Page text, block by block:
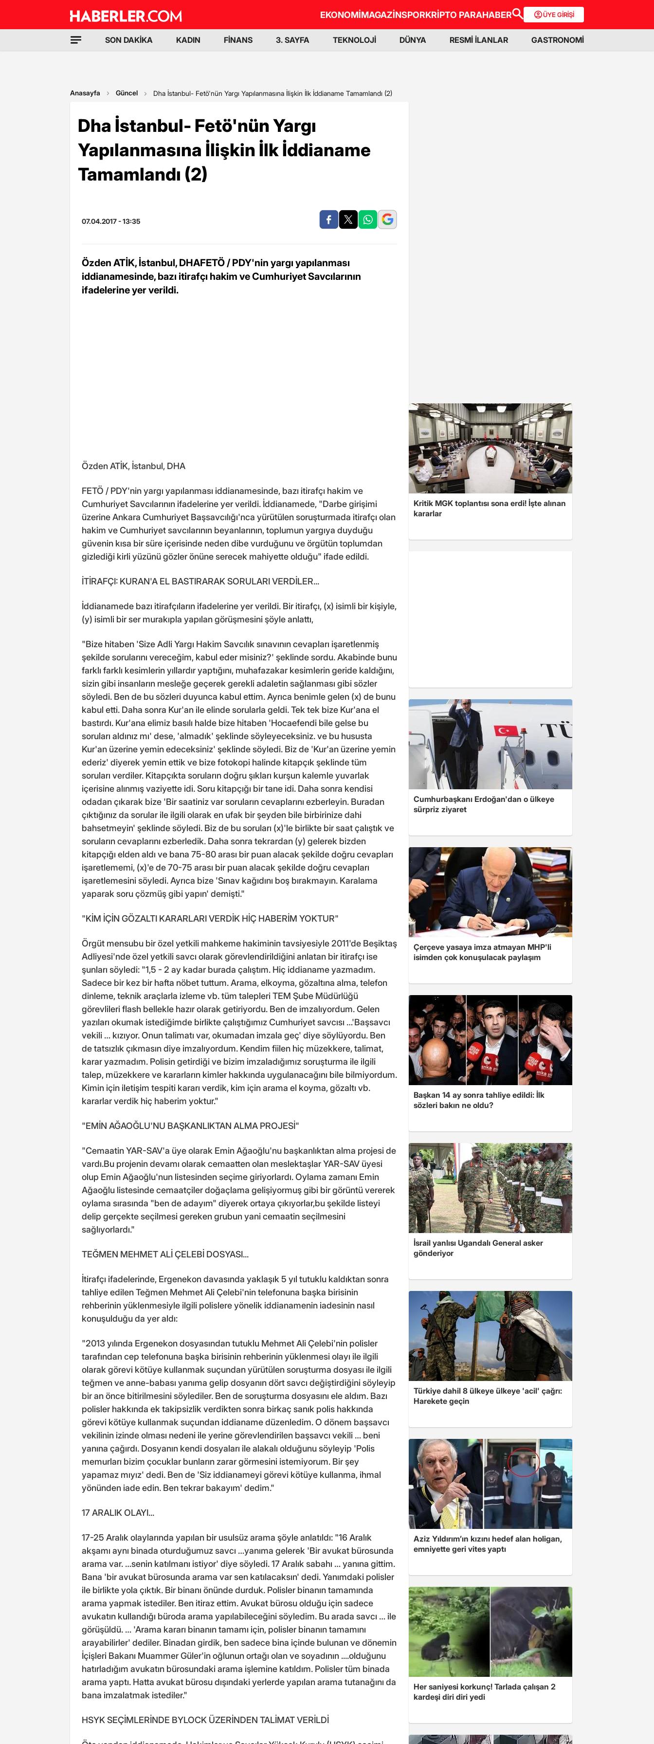
EKONOMİMAGAZİNSPORKRİPTO PARAHABER ÜYE GİRİŞİ
SON DAKİKA KADIN FİNANS 3. SAYFA TEKNOLOJİ DÜNYA RESMİ İLANLAR GASTRONOMİ
Anasayfa Güncel Dha İstanbul- Fetö'nün Yargı Yapılanmasına İlişkin İlk İddianame Tamamlandı (2)
Dha İstanbul- Fetö'nün Yargı
Yapılanmasına İlişkin İlk İddianame
Tamamlandı (2)
07.04.2017 - 13:35
Özden ATİK, İstanbul, DHAFETÖ / PDY'nin yargı yapılanması
iddianamesinde, bazı itirafçı hakim ve Cumhuriyet Savcılarının
ifadelerine yer verildi.
Özden ATİK, İstanbul, DHA
FETÖ / PDY'nin yargı yapılanması iddianamesinde, bazı itirafçı hakim ve
Cumhuriyet Savcılarının ifadelerine yer verildi. İddianamede, "Darbe girişimi
üzerine Ankara Cumhuriyet Başsavcılığı'nca yürütülen soruşturmada itirafçı olan
hakim ve Cumhuriyet savcılarının beyanlarının, toplumun yargıya duyduğu
güvenin kısa bir süre içerisinde neden dibe vurduğunu ve örgütün toplumdan
gizlediği kirli yüzünü gözler önüne serecek mahiyette olduğu" ifade edildi.
İTİRAFÇI: KURAN'A EL BASTIRARAK SORULARI VERDİLER...
İddianamede bazı itirafçıların ifadelerine yer verildi. Bir itirafçı, (x) isimli bir kişiyle,
(y) isimli bir ser murakıpla yapılan görüşmesini şöyle anlattı,
"Bize hitaben 'Size Adli Yargı Hakim Savcılık sınavının cevapları işaretlenmiş
şekilde sorularını vereceğim, kabul eder misiniz?' şeklinde sordu. Akabinde bunu
farklı farklı kesimlerin yıllardır yaptığını, muhafazakar kesimlerin geride kaldığını,
sizin gibi insanların mesleğe geçerek gerekli adaletin sağlanması gibi sözler
söyledi. Ben de bu sözleri duyunca kabul ettim. Ayrıca benimle gelen (x) de bunu
kabul etti. Daha sonra Kur'an ile elinde sorularla geldi. Tek tek bize Kur'ana el
bastırdı. Kur'ana elimiz basılı halde bize hitaben 'Hocaefendi bile gelse bu
soruları aldınız mı' dese, 'almadık' şeklinde söyleyeceksiniz. ve bu hususta
Kur'an üzerine yemin edeceksiniz' şeklinde söyledi. Biz de 'Kur'an üzerine yemin
ederiz' diyerek yemin ettik ve bize fotokopi halinde kitapçık şeklinde tüm
soruları verdiler. Kitapçıkta soruların doğru şıkları kurşun kalemle yuvarlak
içerisine alınmış vaziyette idi. Soru kitapçığı bir tane idi. Daha sonra kendisi
odadan çıkarak bize 'Bir saatiniz var soruların cevaplarını ezberleyin. Buradan
çıktığınız da sorular ile ilgili olarak en ufak bir şeyden bile birbirinize dahi
bahsetmeyin' şeklinde söyledi. Biz de bu soruları (x)'le birlikte bir saat çalıştık ve
soruların cevaplarını ezberledik. Daha sonra tekrardan (y) gelerek bizden
kitapçığı elden aldı ve bana 75-80 arası bir puan alacak şekilde doğru cevapları
işaretlememi, (x)'e de 70-75 arası bir puan alacak şekilde doğru cevapları
işaretlemesini söyledi. Ayrıca bize 'Sınav kağıdını boş bırakmayın. Karalama
yaparak soru çözmüş gibi yapın' demişti."
"KİM İÇİN GÖZALTI KARARLARI VERDİK HİÇ HABERİM YOKTUR"
Örgüt mensubu bir özel yetkili mahkeme hakiminin tavsiyesiyle 2011'de Beşiktaş
Adliyesi'nde özel yetkili savcı olarak görevlendirildiğini anlatan bir itirafçı ise
şunları söyledi: "1,5 - 2 ay kadar burada çalıştım. Hiç iddianame yazmadım.
Sadece bir kez bir hafta nöbet tuttum. Arama, elkoyma, gözaltına alma, telefon
dinleme, teknik araçlarla izleme vb. tüm talepleri TEM Şube Müdürlüğü
görevlileri flash bellekle hazır olarak getiriyordu. Ben de imzalıyordum. Gelen
yazıları okumak istediğimde birlikte çalıştığımız Cumhuriyet savcısı …'Başsavcı
vekili … kızıyor. Onun talimatı var, okumadan imzala geç' diye söylüyordu. Ben
de tatsızlık çıkmasın diye imzalıyordum. Kendim fiilen hiç müzekkere, talimat,
karar yazmadım. Polisin getirdiği ve bizim imzaladığımız soruşturma ile ilgili
talep, müzekkere ve kararların kimler hakkında uygulanacağını bile bilmiyordum.
Kimin için iletişim tespiti kararı verdik, kim için arama el koyma, gözaltı vb.
kararlar verdik hiç haberim yoktur."
"EMİN AĞAOĞLU'NU BAŞKANLIKTAN ALMA PROJESİ"
"Cemaatin YAR-SAV'a üye olarak Emin Ağaoğlu'nu başkanlıktan alma projesi de
vardı.Bu projenin devamı olarak cemaatten olan meslektaşlar YAR-SAV üyesi
olup Emin Ağaoğlu'nun listesinden seçime giriyorlardı. Oylama zamanı Emin
Ağaoğlu listesinde cemaatçiler doğaçlama gelişiyormuş gibi bir görüntü vererek
oylama sırasında "ben de adayım" diyerek ortaya çıkıyorlar,bu şekilde listeyi
delip gerçekte seçilmesi gereken grubun yani cemaatin seçilmesini
sağlıyorlardı."
TEĞMEN MEHMET ALİ ÇELEBİ DOSYASI...
İtirafçı ifadelerinde, Ergenekon davasında yaklaşık 5 yıl tutuklu kaldıktan sonra
tahliye edilen Teğmen Mehmet Ali Çelebi'nin telefonuna başka birisinin
rehberinin yüklenmesiyle ilgili polislere yönelik iddianamenin iadesinin nasıl
konuşulduğu da yer aldı:
"2013 yılında Ergenekon dosyasından tutuklu Mehmet Ali Çelebi'nin polisler
tarafından cep telefonuna başka birisinin rehberinin yüklenmesi olayı ile ilgili
olarak görevi kötüye kullanmak suçundan yürütülen soruşturma dosyası ile ilgili
teğmen ve anne-babası yanıma gelip dosyanın dört savcı değiştirdiğini söyleyip
bir an önce bitirilmesini söylediler. Ben de soruşturma dosyasını ele aldım. Bazı
polisler hakkında ek takipsizlik verdikten sonra birkaç sanık polis hakkında
görevi kötüye kullanmak suçundan iddianame düzenledim. O dönem başsavcı
vekilinin izinde olması nedeni ile yerine görevlendirilen başsavcı vekili … beni
yanına çağırdı. Dosyanın kendi dosyaları ile alakalı olduğunu söyleyip 'Polis
memurları bizim çocuklar bunların zarar görmesini istemiyorum. Bir şey
yapamaz mıyız' dedi. Ben de 'Siz iddianameyi görevi kötüye kullanma, ihmal
yönünden iade edin. Ben tekrar bakayım' dedim."
17 ARALIK OLAYI...
17-25 Aralık olaylarında yapılan bir usulsüz arama şöyle anlatıldı: "16 Aralık
akşamı aynı binada oturduğumuz savcı …yanıma gelerek 'Bir avukat bürosunda
arama var. …senin katılmanı istiyor' diye söyledi. 17 Aralık sabahı … yanına gittim.
Bana 'bir avukat bürosunda arama var sen katılacaksın' dedi. Yanımdaki polisler
ile birlikte yola çıktık. Bir binanı önünde durduk. Polisler binanın tamamında
arama yapmak istediler. Ben itiraz ettim. Avukat bürosu olduğu için sadece
avukatın kullandığı büroda arama yapılabileceğini söyledim. Bu arada savcı … ile
görüşüldü. … 'Arama kararı binanın tamamı için, polisler binanın tamamını
arayabilirler' dediler. Binadan girdik, ben sadece bina içinde bulunan ve dönemin
İçişleri Bakanı Muammer Güler'in oğlunun ortağı olan ve soyadının ....olduğunu
hatırladığım avukatın bürosundaki arama işlemine katıldım. Polisler tüm binada
arama yaptı. Hatta avukat bürosu dışındaki yerlerde yapılan arama tutanağını da
bana imzalatmak istediler."
HSYK SEÇİMLERİNDE BYLOCK ÜZERİNDEN TALİMAT VERİLDİ
Kritik MGK toplantısı sona erdi! İşte alınan
kararlar
Cumhurbaşkanı Erdoğan'dan o ülkeye
sürpriz ziyaret
Çerçeve yasaya imza atmayan MHP'li
isimden çok konuşulacak paylaşım
Başkan 14 ay sonra tahliye edildi: İlk
sözleri bakın ne oldu?
İsrail yanlısı Ugandalı General asker
gönderiyor
Türkiye dahil 8 ülkeye ülkeye 'acil' çağrı:
Harekete geçin
Aziz Yıldırım’ın kızını hedef alan holigan,
emniyette geri vites yaptı
Her saniyesi korkunç! Tarlada çalışan 2
kardeşi diri diri yedi